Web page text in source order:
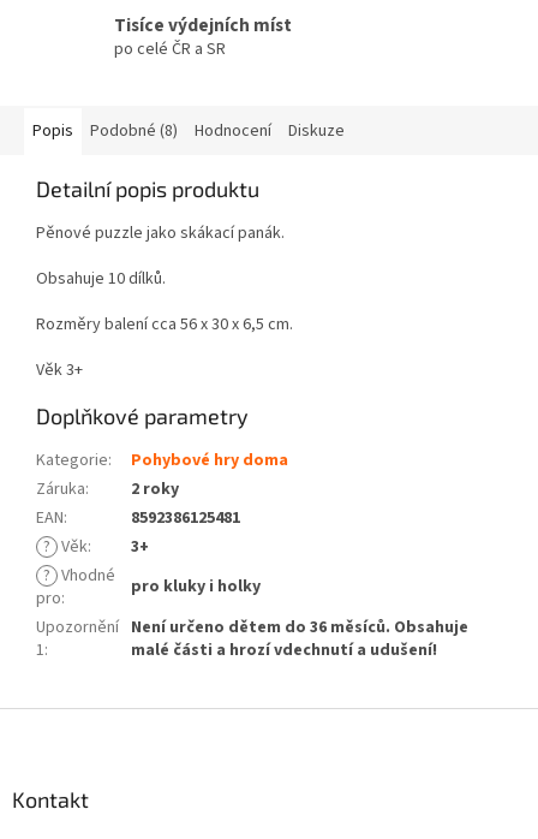
Tisíce výdejních míst
po celé ČR a SR
Popis Podobné (8) Hodnocení Diskuze
Detailní popis produktu
Pěnové puzzle jako skákací panák.
Obsahuje 10 dílků.
Rozměry balení cca 56 x 30 x 6,5 cm.
Věk 3+
Doplňkové parametry
Kategorie:
Pohybové hry doma
Záruka:
2 roky
EAN:
8592386125481
? Věk:
3+
? Vhodné
pro:
pro kluky i holky
Upozornění
1:
Není určeno dětem do 36 měsíců. Obsahuje
malé části a hrozí vdechnutí a udušení!
Kontakt